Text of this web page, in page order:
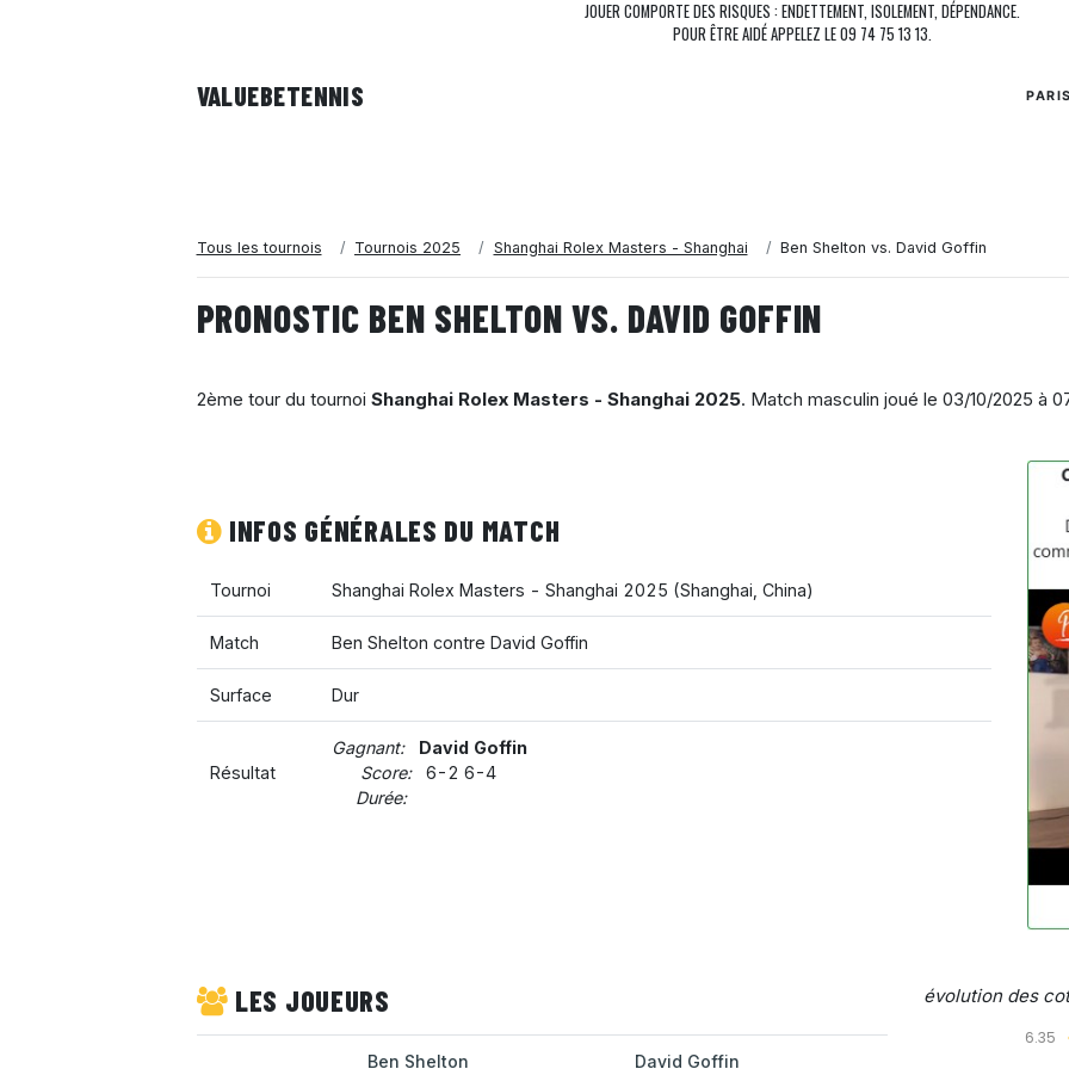
JOUER COMPORTE DES RISQUES : ENDETTEMENT, ISOLEMENT, DÉPENDANCE.
POUR ÊTRE AIDÉ APPELEZ LE 09 74 75 13 13.
VALUEBETENNIS
Tous les tournois Tournois 2025 Shanghai Rolex Masters - Shanghai Ben Shelton vs. David Goffin
PRONOSTIC BEN SHELTON VS. DAVID GOFFIN
2ème tour du tournoi Shanghai Rolex Masters - Shanghai 2025. Match masculin joué le 03/10/2025 à
INFOS GÉNÉRALES DU MATCH
Tournoi Shanghai Rolex Masters - Shanghai 2025 (Shanghai China)
Match Ben Shelton contre David Goffin
Surface Dur
Résultat
Gagnant:
David Goffin
Score:6-2 6-4
Durée:
LES JOUEURS
Ben Shelton David Goffin
évolution des
6.35